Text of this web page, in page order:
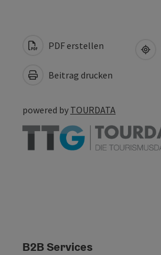
PDF erstellen
Beitrag drucken
powered by TOURDATA
B2B Services